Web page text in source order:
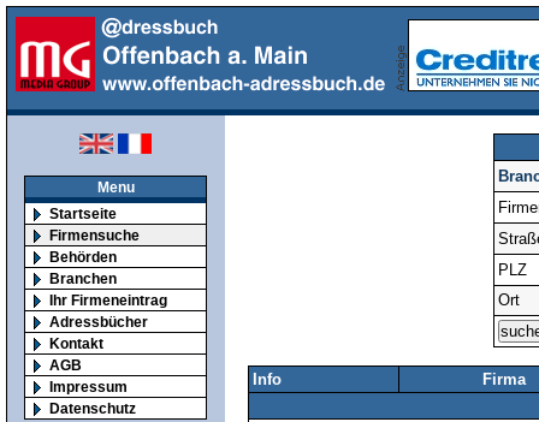
Menu
Startseite
Firmensuche
Behörden
Branchen
Ihr Firmeneintrag
Adressbücher
Kontakt
AGB
Impressum
Datenschutz
PLZ
Ort
Info Firma